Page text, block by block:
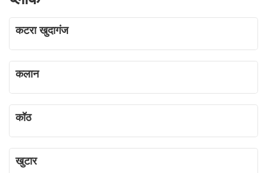
कटरा खुदागंज
कलान
कॉठ
खुटार